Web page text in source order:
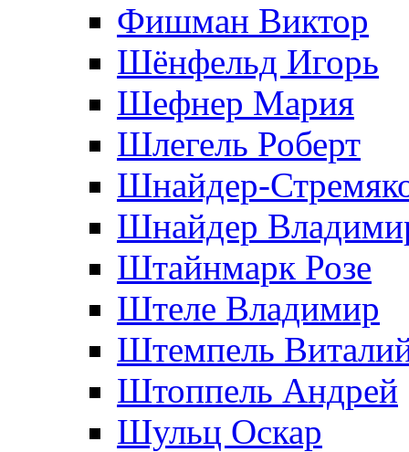
Фишман Виктор
Шёнфельд Игорь
Шефнер Мария
Шлегель Роберт
Шнайдер-
Шнайдер
Штайнмарк Розe
Штеле Владимир
Штемпель
Штоппель Андрей
Шульц Оскар